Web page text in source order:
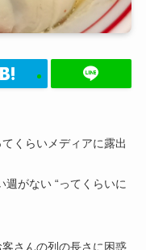
くらいメディアに露出
週がない “ってくらいに
さんの列の長さに困惑